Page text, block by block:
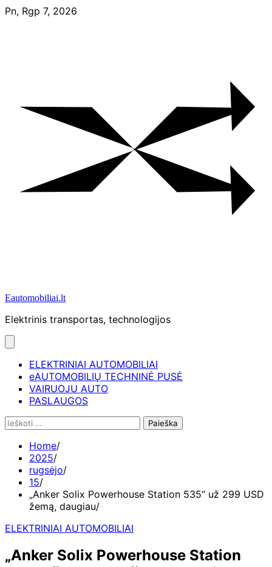
Skip
Pn, Rgp 7, 2026
Eautomobiliai.lt
Elektrinis transportas, technologijos
ELEKTRINIAI AUTOMOBILIAI
eAUTOMOBILIŲ TECHNINĖ PUSĖ
VAIRUOJU AUTO
PASLAUGOS
Ieškoti:
Home
2025
rugsėjo
15
„Anker Solix Powerhouse Station 535“ už 299 USD
žemą, daugiau
ELEKTRINIAI AUTOMOBILIAI
„Anker Solix Powerhouse Station